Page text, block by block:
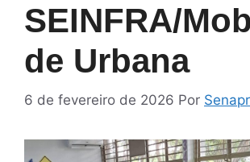
SEINFRA/
de Urbana
6 de fevereiro de 2026 Por